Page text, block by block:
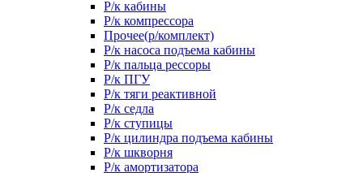
Р/к кабины
Р/к компрессора
Прочее(р/комплект)
Р/к насоса подъема кабины
Р/к пальца рессоры
Р/к ПГУ
Р/к тяги реактивной
Р/к седла
Р/к ступицы
Р/к цилиндра подъема кабины
Р/к шкворня
Р/к амортизатора